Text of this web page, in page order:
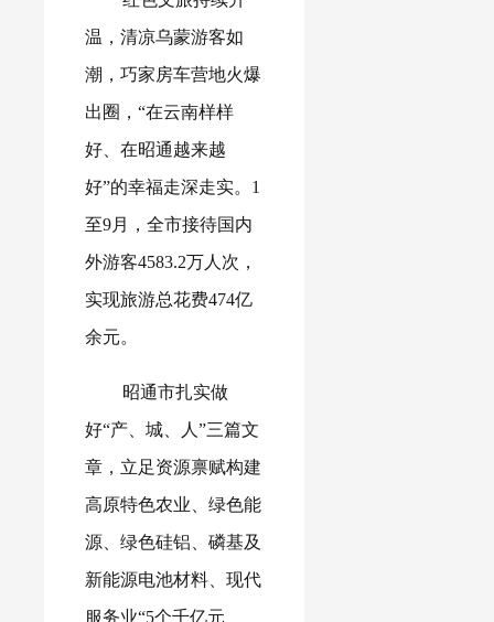
温，清凉乌蒙游客如
潮，巧家房车营地火爆
出圈，“在云南样样
好、在昭通越来越
好”的幸福走深走实。1
至9月，全市接待国内
外游客4583.2万人次，
实现旅游总花费474亿
余元。
昭通市扎实做
好“产、城、人”三篇文
章，立足资源禀赋构建
高原特色农业、绿色能
源、绿色硅铝、磷基及
新能源电池材料、现代
服务业“5个千亿元